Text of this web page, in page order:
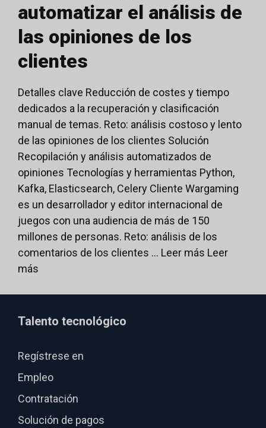
automatizar el análisis de
las opiniones de los
clientes
Detalles clave Reducción de costes y tiempo
dedicados a la recuperación y clasificación
manual de temas. Reto: análisis costoso y lento
de las opiniones de los clientes Solución
Recopilación y análisis automatizados de
opiniones Tecnologías y herramientas Python,
Kafka, Elasticsearch, Celery Cliente Wargaming
es un desarrollador y editor internacional de
juegos con una audiencia de más de 150
millones de personas. Reto: análisis de los
comentarios de los clientes ... Leer más Leer
más
Talento tecnológico
Regístrese en
Empleo
Contratación
Solución de pagos